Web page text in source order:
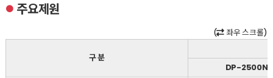
● 주요제원
( 좌우 스크롤)
구 분
DP-